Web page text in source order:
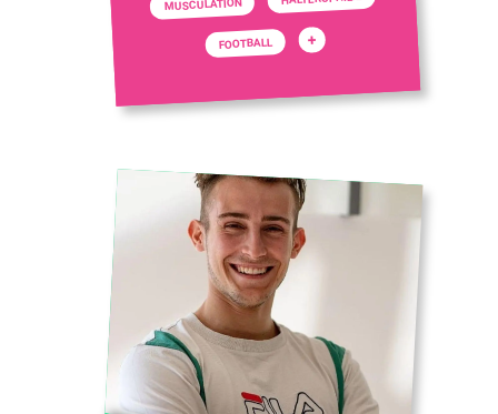
MUSCULATION
FOOTBALL +